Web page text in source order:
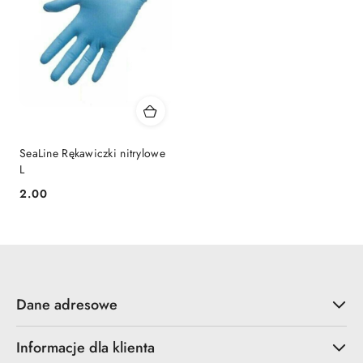
SeaLine Rękawiczki nitrylowe
L
Cena:
2.00
Dane adresowe
Informacje dla klienta